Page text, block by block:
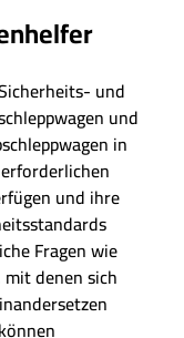
und
und
in
und ihre
Fragen wie
denen sich